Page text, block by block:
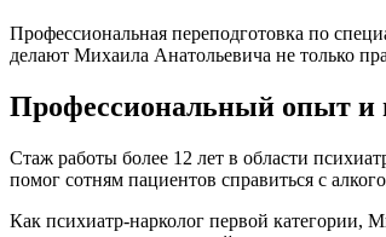
Профессиональная переподготовка по
делают Михаила Анатольевича не только
Профессиональный опыт и
Стаж работы более 12 лет в области
помог сотням пациентов справиться с
Как психиатр-нарколог первой категории,